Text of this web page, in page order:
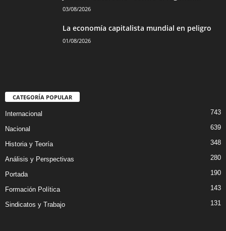
03/08/2026
La economía capitalista mundial en peligro
01/08/2026
CATEGORÍA POPULAR
Internacional 743
Nacional 639
Historia y Teoría 348
Análisis y Perspectivas 280
Portada 190
Formación Política 143
Sindicatos y Trabajo 131